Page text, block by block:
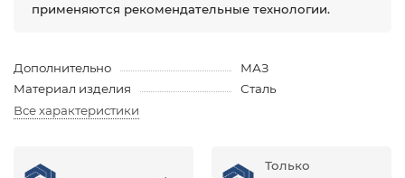
применяются рекомендательные технологии.
Дополнительно
МАЗ
Материал изделия
Сталь
Все характеристики
Только